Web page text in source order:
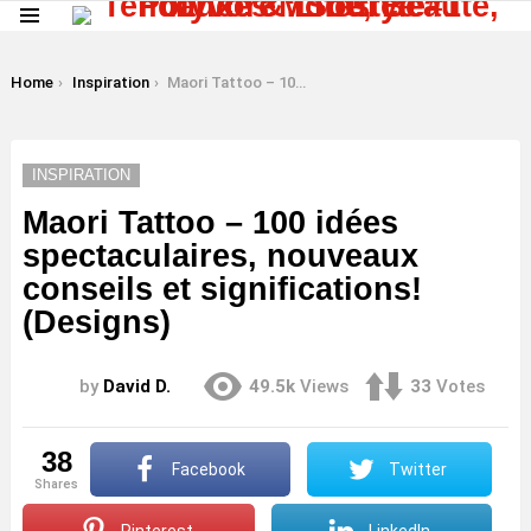
You are here:
Home Inspiration Maori Tattoo – 100 idées spectaculaires, nouveaux conseils et significations! (Designs)
INSPIRATION
Maori Tattoo – 100 idées
spectaculaires, nouveaux
conseils et significations!
(Designs)
by David D. 49.5k Views 33 Votes
38
shares
Facebook Twitter